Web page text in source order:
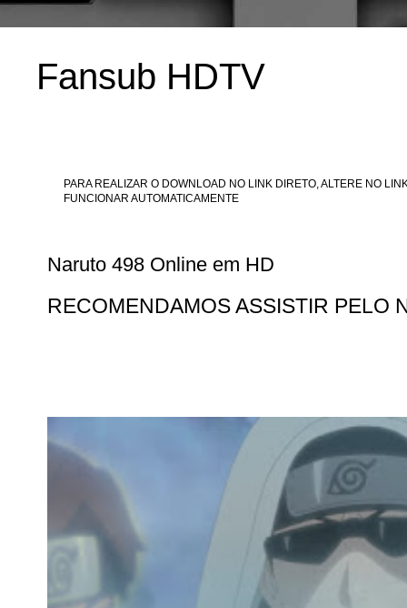
Fansub HDTV
PARA REALIZAR O DOWNLOAD NO LINK DIRETO, ALTERE NO
FUNCIONAR AUTOMATICAMENTE
Naruto 498 Online em HD
RECOMENDAMOS ASSISTIR PELO